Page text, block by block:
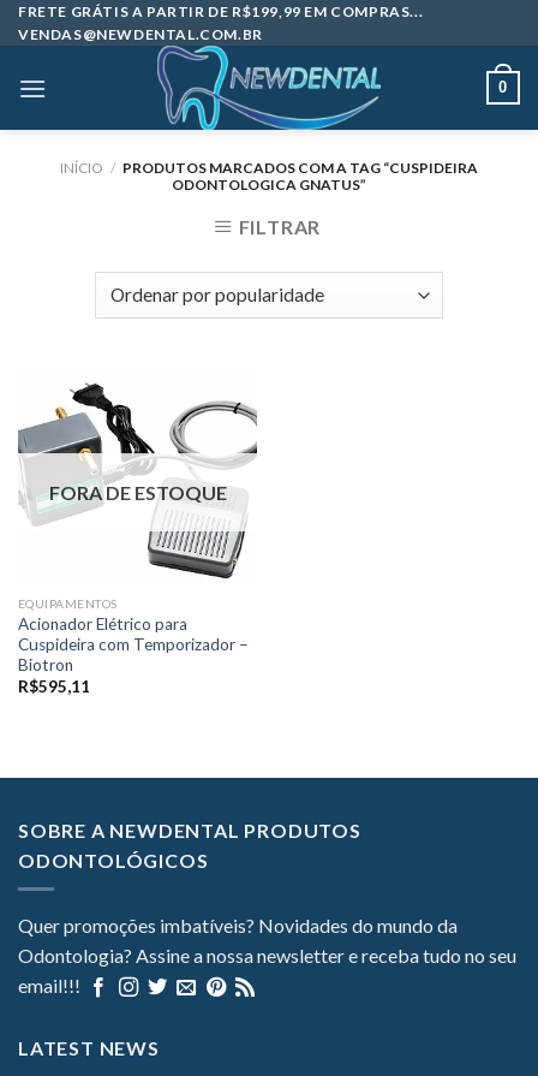
Skip
to
FRETE GRÁTIS A PARTIR DE R$199,99 EM COMPRAS...
VENDAS@NEWDENTAL.COM.BR
0
INÍCIO / PRODUTOS MARCADOS COM A TAG “CUSPIDEIRA
ODONTOLOGICA GNATUS”
FILTRAR
FORA DE ESTOQUE
EQUIPAMENTOS
Acionador Elétrico para
Cuspideira com Temporizador –
Biotron
R$595,11
SOBRE A NEWDENTAL PRODUTOS
ODONTOLÓGICOS
Quer promoções imbatíveis? Novidades do mundo da
Odontologia? Assine a nossa newsletter e receba tudo no seu
email!!!
LATEST NEWS